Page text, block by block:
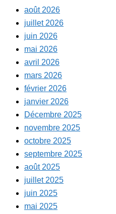
août 2026
juillet 2026
juin 2026
mai 2026
avril 2026
mars 2026
février 2026
janvier 2026
Décembre 2025
novembre 2025
octobre 2025
septembre 2025
août 2025
juillet 2025
juin 2025
mai 2025